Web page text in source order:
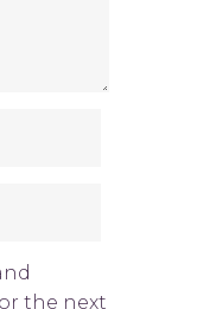
the next